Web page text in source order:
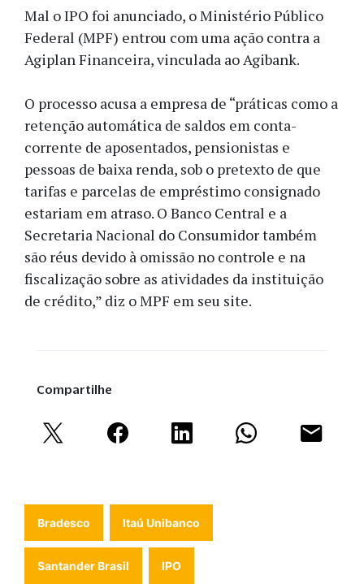
Mal o IPO foi anunciado, o Ministério Público
Federal (MPF) entrou com uma ação contra a
Agiplan Financeira, vinculada ao Agibank.
O processo acusa a empresa de “práticas como a
retenção automática de saldos em conta-
corrente de aposentados, pensionistas e
pessoas de baixa renda, sob o pretexto de que
tarifas e parcelas de empréstimo consignado
estariam em atraso. O Banco Central e a
Secretaria Nacional do Consumidor também
são réus devido à omissão no controle e na
fiscalização sobre as atividades da instituição
de crédito,” diz o MPF em seu site.
Compartilhe
Bradesco Itaú Unibanco
Santander Brasil IPO